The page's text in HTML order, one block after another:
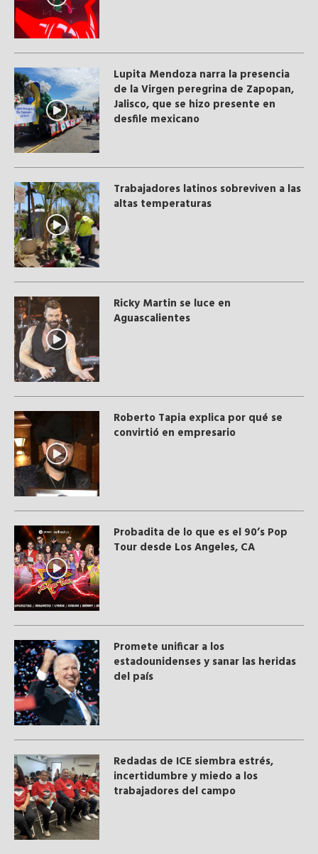
Lupita Mendoza narra la presencia
de la Virgen peregrina de Zapopan,
Jalisco, que se hizo presente en
desfile mexicano
Trabajadores latinos sobreviven a las
altas temperaturas
Ricky Martin se luce en
Aguascalientes
Roberto Tapia explica por qué se
convirtió en empresario
Probadita de lo que es el 90’s Pop
Tour desde Los Angeles, CA
Promete unificar a los
estadounidenses y sanar las heridas
del país
​Redadas de ICE siembra estrés,
incertidumbre y miedo a los
trabajadores del campo